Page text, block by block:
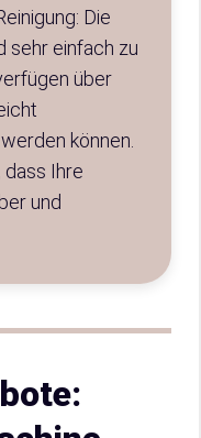
Die
sehr einfach zu
über
können.
dass Ihre
und